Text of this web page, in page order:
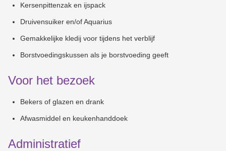
Kersenpittenzak en ijspack
Druivensuiker en/of Aquarius
Gemakkelijke kledij voor tijdens het verblijf
Borstvoedingskussen als je borstvoeding geeft
Voor het bezoek
Bekers of glazen en drank
Afwasmiddel en keukenhanddoek
Administratief